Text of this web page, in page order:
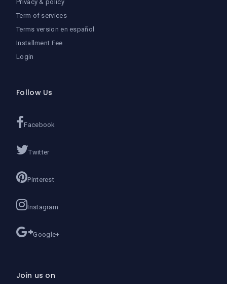
Privacy & policy
Term of services
Terms version en español
Installment Fee
Login
Follow Us
Facebook
Twitter
Pinterest
Instagram
Google+
Join us on